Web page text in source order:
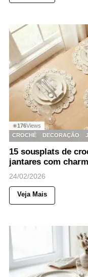
◉176Views
CROCHÊ
DECORAÇÃO
15 sousplats de
jantares com
24/02/2026
Veja Mais